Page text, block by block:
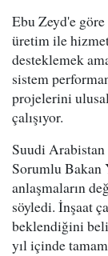
Ebu Zeyd'e
üretim ile
desteklemek
sistem
projelerini
çalışıyor.
Suudi
Sorumlu Bakan
anlaşmaların
söyledi. İnşaat
beklendiğini
yıl içinde